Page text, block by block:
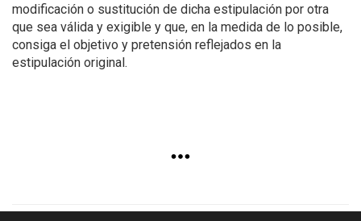
modificación o sustitución de dicha estipulación por otra
que sea válida y exigible y que, en la medida de lo posible,
consiga el objetivo y pretensión reflejados en la
estipulación original.